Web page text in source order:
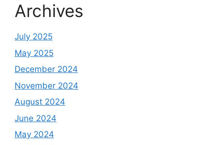
Archives
July 2025
May 2025
December 2024
November 2024
August 2024
June 2024
May 2024